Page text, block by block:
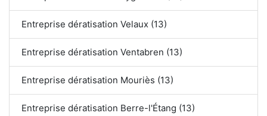
Entreprise dératisation Velaux (13)
Entreprise dératisation Ventabren (13)
Entreprise dératisation Mouriès (13)
Entreprise dératisation Berre-l'Étang (13)